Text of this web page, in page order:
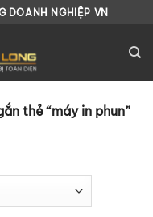
DOANH NGHIỆP VN
thẻ “máy in phun”